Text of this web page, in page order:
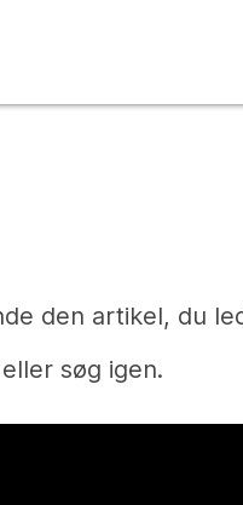
den artikel, du
søg igen.